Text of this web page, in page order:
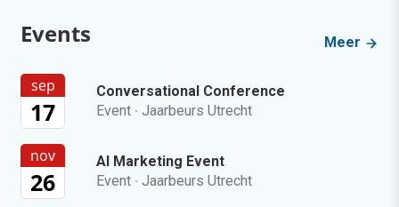
Events Meer
sep
17
Conversational Conference
Event · Jaarbeurs Utrecht
nov
26
AI Marketing Event
Event · Jaarbeurs Utrecht